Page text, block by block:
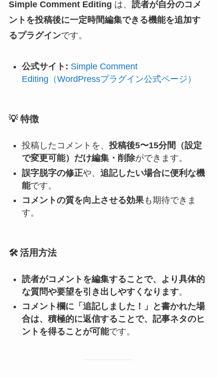
Simple Comment Editing は、 読者が自分のコメ
ントを投稿後に一定時間編集できる機能を追加す
るプラグインです。
公式サイト: Simple Comment
Editing（WordPressプラグイン公式ページ）
💡特徴
投稿したコメントを、 投稿後5〜15分間（設定
で変更可能）だけ編集・削除ができます。
誤字脱字の修正や、 追記したい場合に便利な機
能です。
コメントの質を向上させる効果も期待できま
す。
🛠️活用方法
読者がコメントを編集することで、より具体的
な質問や要望を引き出しやすくなります。
コメント欄に「追記しました！」と書かれた場
合は、積極的に返信することで、記事ネタのヒ
ントを得ることが可能です。